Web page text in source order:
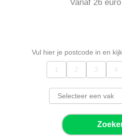
Vanaf 26
Vul hier je postcode in en